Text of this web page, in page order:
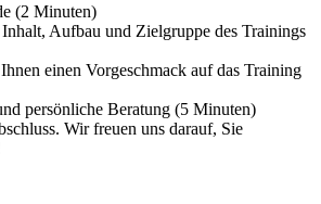
(2 Minuten)
Aufbau und Zielgruppe des Trainings
einen Vorgeschmack auf das Training
persönliche Beratung (5 Minuten)
Wir freuen uns darauf, Sie